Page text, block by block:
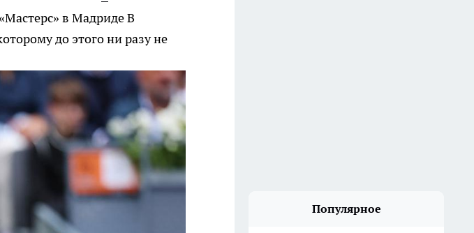
в МадридеВ
до этого ни разу не
Популярное